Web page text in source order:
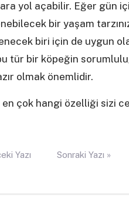
yol açabilir. Eğer gün
bir yaşam
biri için de uygun
tür bir köpeğin
olmak önemlidir.
en çok hangi özelliği sizi
Yazı Sonraki Yazı »